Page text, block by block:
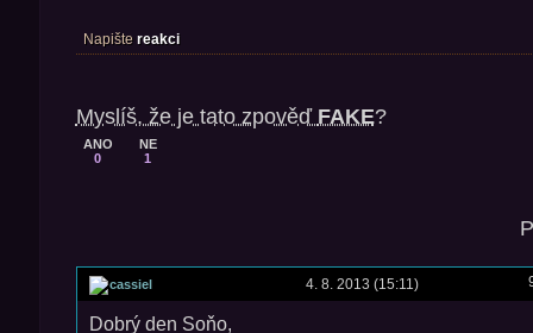
Napište reakci
Myslíš, že je tato zpověď FAKE?
ANO
0
NE
1
cassiel 4. 8. 2013 (15:11)
Dobrý den Soňo,